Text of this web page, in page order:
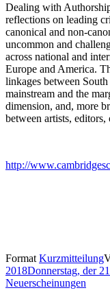
Dealing with
reflections on leading
canonical and non-
uncommon and
across national and
Europe and America.
linkages between
mainstream and the
dimension, and, more
between artists,
http://
Format Kurzmitteilung
2018Donnerstag, der
Neuerscheinungen